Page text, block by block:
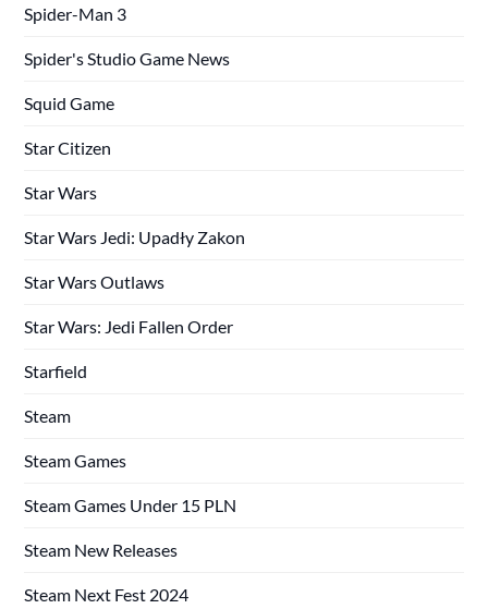
Spider-Man 3
Spider's Studio Game News
Squid Game
Star Citizen
Star Wars
Star Wars Jedi: Upadły Zakon
Star Wars Outlaws
Star Wars: Jedi Fallen Order
Starfield
Steam
Steam Games
Steam Games Under 15 PLN
Steam New Releases
Steam Next Fest 2024